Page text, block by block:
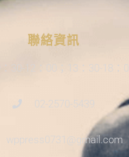
聯絡資訊
9：30-12：00；13：30-18：00
02-2570-5439
wppress0731@gmail.com